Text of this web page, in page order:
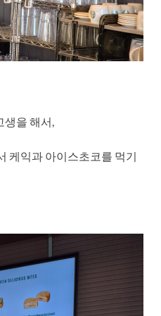
생을 해서,
케익과 아이스초코를 먹기